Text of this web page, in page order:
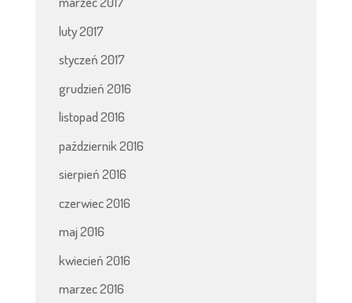
luty 2017
styczeń 2017
grudzień 2016
listopad 2016
październik 2016
sierpień 2016
czerwiec 2016
maj 2016
kwiecień 2016
marzec 2016